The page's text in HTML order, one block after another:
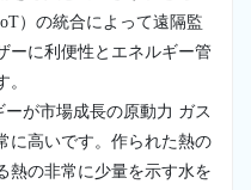
）の統合によって遠隔監
ーに利便性とエネルギー管
が市場成長の原動力 ガス
に高いです。作られた熱の
熱の非常に少量を示す水を